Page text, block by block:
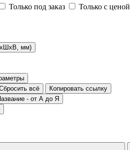
Только под заказ Только с ценой
мм)
всё Копировать ссылку
- от А до Я